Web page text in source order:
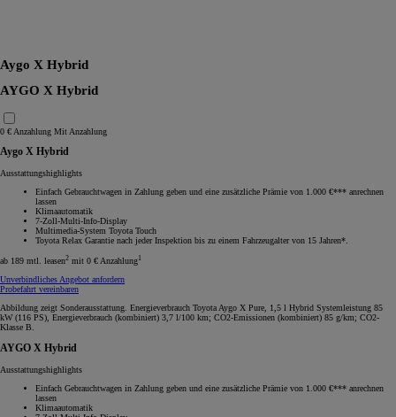
Aygo X Hybrid
AYGO X Hybrid
0 € Anzahlung Mit Anzahlung
Aygo X Hybrid
Ausstattungshighlights
Einfach Gebrauchtwagen in Zahlung geben und eine zusätzliche Prämie von 1.000 €*** anrechnen
lassen
Klimaautomatik
7-Zoll-Multi-Info-Display
Multimedia-System Toyota Touch
Toyota Relax Garantie nach jeder Inspektion bis zu einem Fahrzeugalter von 15 Jahren*.
ab 189 mtl. leasen2 mit 0 € Anzahlung1
Unverbindliches Angebot anfordern
Probefahrt vereinbaren
Abbildung zeigt Sonderausstattung. Energieverbrauch Toyota Aygo X Pure, 1,5 l Hybrid Systemleistung 85
kW (116 PS), Energieverbrauch (kombiniert) 3,7 l/100 km; CO2-Emissionen (kombiniert) 85 g/km; CO2-
Klasse B.
AYGO X Hybrid
Ausstattungshighlights
Einfach Gebrauchtwagen in Zahlung geben und eine zusätzliche Prämie von 1.000 €*** anrechnen
lassen
Klimaautomatik